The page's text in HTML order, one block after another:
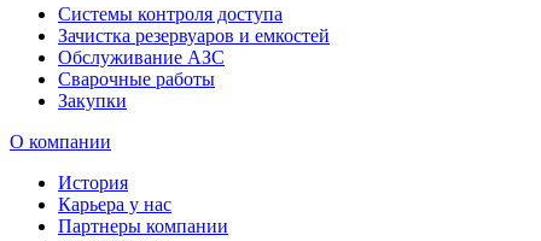
Системы контроля доступа
Зачистка резервуаров и емкостей
Обслуживание АЗС
Сварочные работы
Закупки
О компании
История
Карьера у нас
Партнеры компании